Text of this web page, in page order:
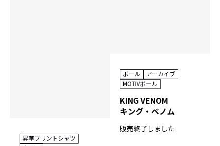
昇華プリントシャツ
ボール
アーカイブ
MOTIVボール
KING VENOM
キング・ベノム
販売終了しました